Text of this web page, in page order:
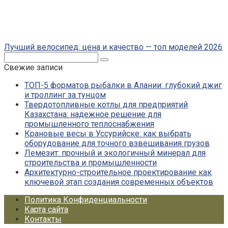
Лучший велосипед: цена и качество — топ моделей 2026
Свежие записи
ТОП-5 форматов рыбалки в Алании: глубокий джиг
и троллинг за тунцом
Твердотопливные котлы для предприятий
Казахстана: надежное решение для
промышленного теплоснабжения
Крановые весы в Уссурийске: как выбрать
оборудование для точного взвешивания грузов
Лемезит: прочный и экологичный минерал для
строительства и промышленности
Архитектурно-строительное проектирование как
ключевой этап создания современных объектов
Политика Конфиденциальности
Карта сайта
Контакты